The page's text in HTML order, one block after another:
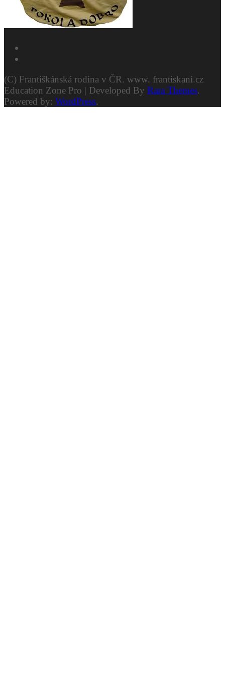
(C) Františkánská rodina v ČR. www. frantiskani.cz
Education Zone Pro | Developed By Rara Themes.
Powered by: WordPress.